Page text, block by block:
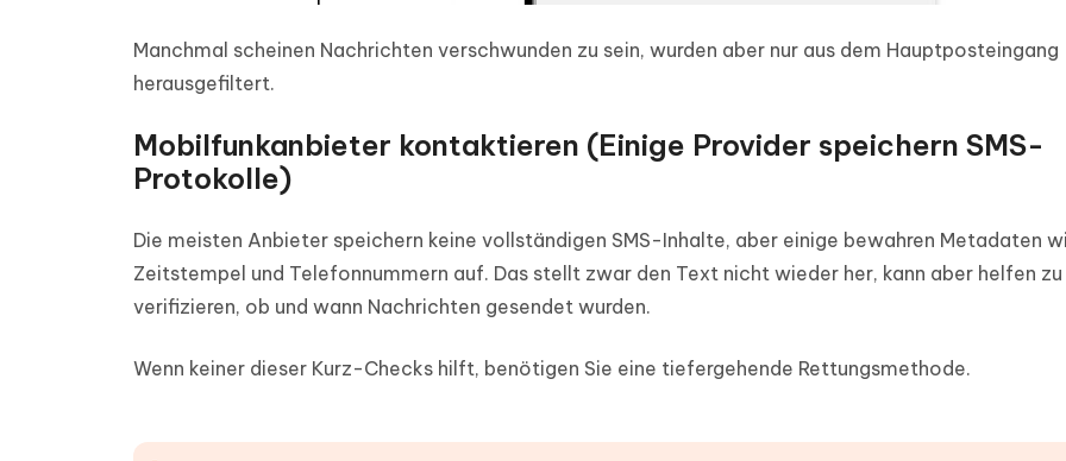
Manchmal scheinen Nachrichten verschwunden zu sein, wurden aber nur aus dem Hauptposteingang
herausgefiltert.
Mobilfunkanbieter kontaktieren (Einige Provider speichern SMS-
Protokolle)
Die meisten Anbieter speichern keine vollständigen SMS-Inhalte, aber einige bewahren Metadaten
Zeitstempel und Telefonnummern auf. Das stellt zwar den Text nicht wieder her, kann aber helfen zu
verifizieren, ob und wann Nachrichten gesendet wurden.
Wenn keiner dieser Kurz-Checks hilft, benötigen Sie eine tiefergehende Rettungsmethode.